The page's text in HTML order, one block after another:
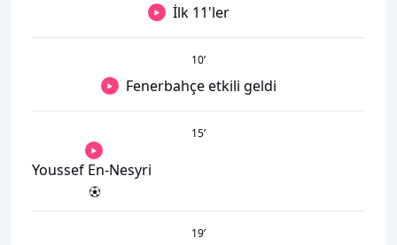
İlk 11'ler
10’
Fenerbahçe etkili geldi
15’
Youssef En-Nesyri
19’